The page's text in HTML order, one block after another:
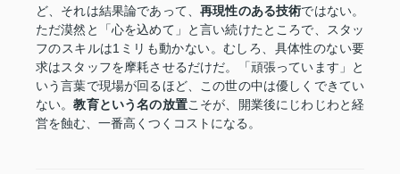
ど、それは結果論であって、再現性のある技術ではない。
ただ漠然と「心を込めて」と言い続けたところで、スタッ
フのスキルは1ミリも動かない。むしろ、具体性のない要
求はスタッフを摩耗させるだけだ。「頑張っています」と
いう言葉で現場が回るほど、この世の中は優しくできてい
ない。教育という名の放置こそが、開業後にじわじわと経
営を蝕む、一番高くつくコストになる。